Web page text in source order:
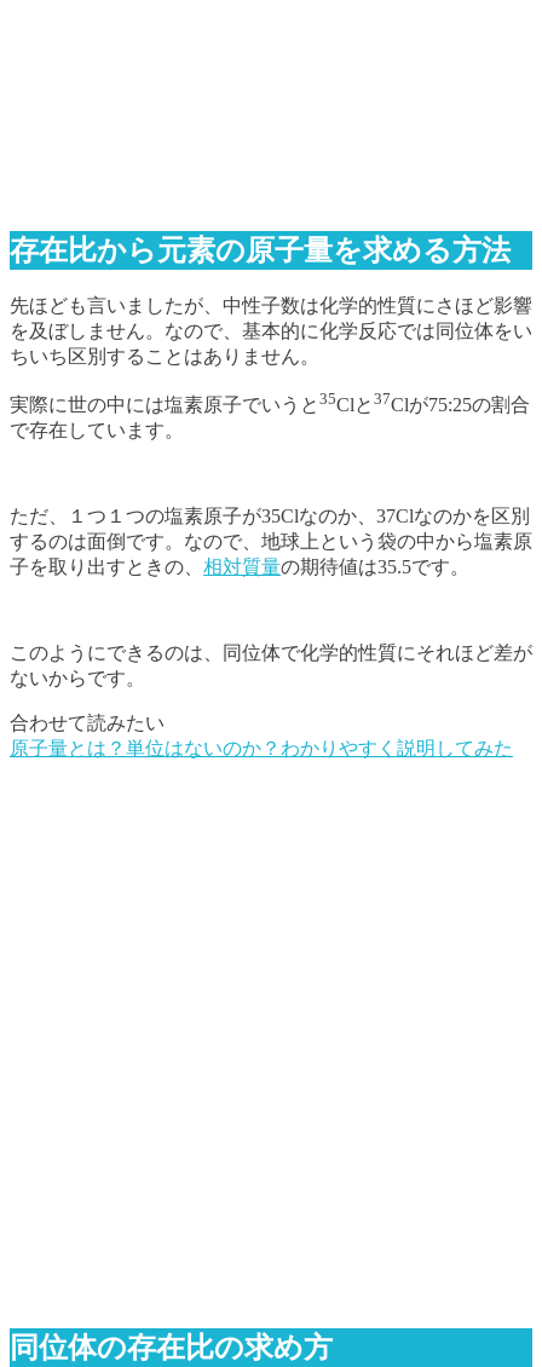
存在比から元素の原子量を求める方法
先ほども言いましたが、中性子数は化学的性質にさほど影響
を及ぼしません。なので、基本的に化学反応では同位体をい
ちいち区別することはありません。
実際に世の中には塩素原子でいうと 35Clと 37Clが75:25の割合
で存在しています。
ただ、１つ１つの塩素原子が35Clなのか、37Clなのかを区別
するのは面倒です。なので、地球上という袋の中から塩素原
子を取り出すときの、 相対質量の期待値は35.5です。
このようにできるのは、同位体で化学的性質にそれほど差が
ないからです。
合わせて読みたい
原子量とは？単位はないのか？わかりやすく説明してみた
同位体の存在比の求め方